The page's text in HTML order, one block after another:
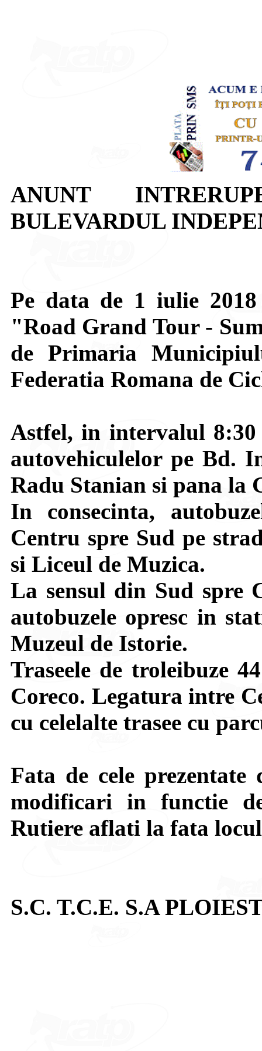
ANUNT
BULEVARDUL
Pe data de 1 iulie
"Road Grand Tour -
de Primaria
Federatia Romana de
Astfel, in intervalul
autovehiculelor pe Bd.
Radu Stanian si pana la
In consecinta,
Centru spre Sud pe
si Liceul de Muzica.
La sensul din Sud spre
autobuzele opresc in
Muzeul de Istorie.
Traseele de troleibuze
Coreco. Legatura intre
cu celelalte trasee cu
Fata de cele prezentate
modificari in functie
Rutiere aflati la fata
S.C. T.C.E. S.A